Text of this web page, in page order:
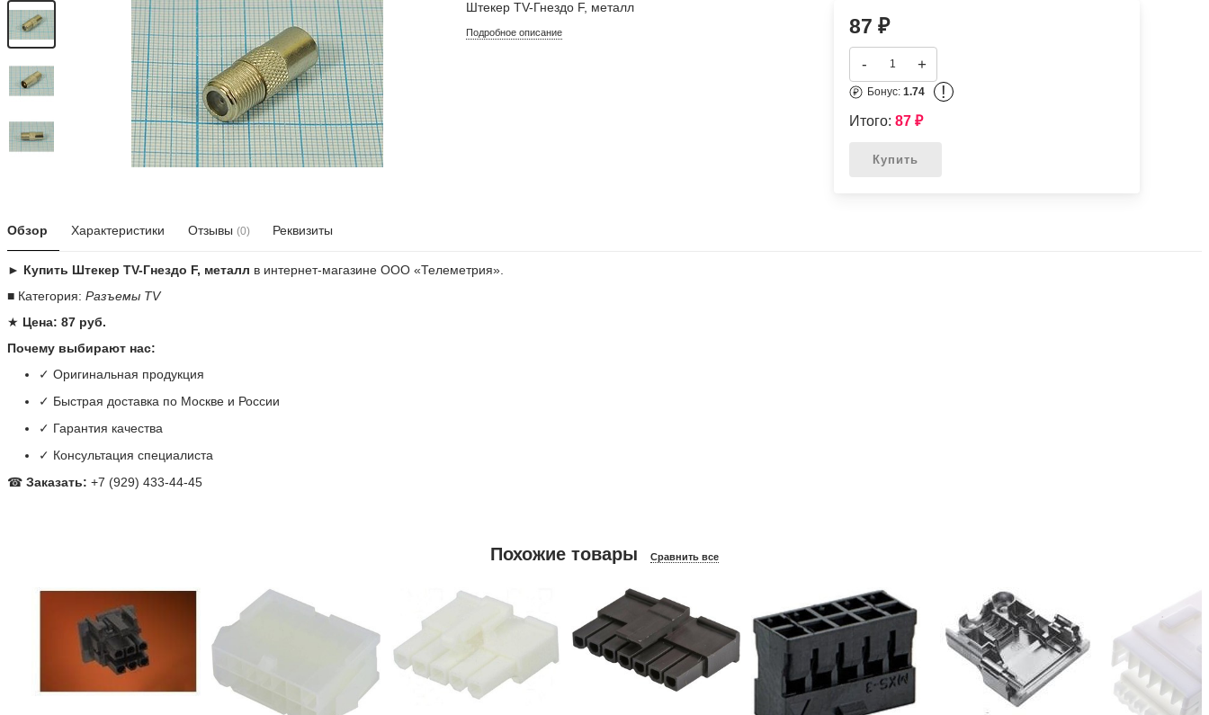
Штекер TV-Гнездо F, металл
Подробное описание 87 ₽
- +
Бонус: 1.74 !
Итого: 87 ₽
Купить
Обзор Характеристики Отзывы (0) Реквизиты
► Купить Штекер TV-Гнездо F, металл в интернет-магазине ООО «Телеметрия».
■ Категория:Разъемы TV
★ Цена: 87 руб.
Почему выбирают нас:
✓ Оригинальная продукция
✓ Быстрая доставка по Москве и России
✓ Гарантия качества
✓ Консультация специалиста
☎Заказать: +7 (929) 433-44-45
Похожие товары Сравнить все